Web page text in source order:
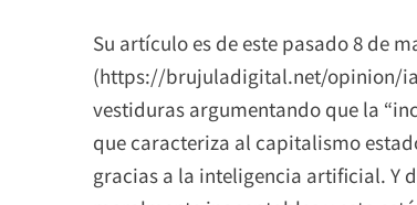
Su artículo es de este pasado 8 de
(https://brujuladigital.net/opinion/
vestiduras argumentando que la
que caracteriza al capitalismo
gracias a la inteligencia artificial. Y